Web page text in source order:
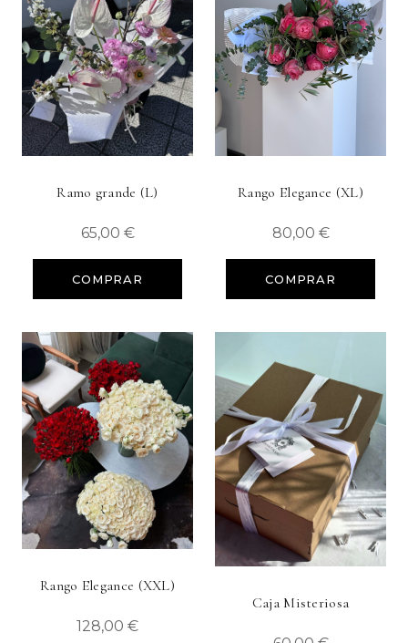
Ramo grande (L)
65,00 €
COMPRAR
Rango Elegance (XL)
80,00 €
COMPRAR
Rango Elegance (XXL)
128,00 €
Caja Misteriosa